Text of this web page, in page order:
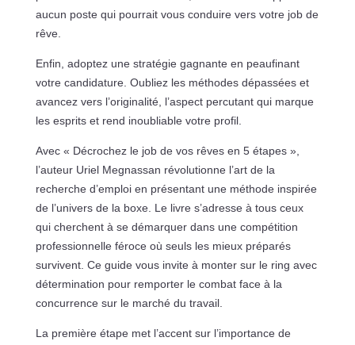
aucun poste qui pourrait vous conduire vers votre job de
rêve.
Enfin, adoptez une stratégie gagnante en peaufinant
votre candidature. Oubliez les méthodes dépassées et
avancez vers l’originalité, l’aspect percutant qui marque
les esprits et rend inoubliable votre profil.
Avec « Décrochez le job de vos rêves en 5 étapes »,
l’auteur Uriel Megnassan révolutionne l’art de la
recherche d’emploi en présentant une méthode inspirée
de l’univers de la boxe. Le livre s’adresse à tous ceux
qui cherchent à se démarquer dans une compétition
professionnelle féroce où seuls les mieux préparés
survivent. Ce guide vous invite à monter sur le ring avec
détermination pour remporter le combat face à la
concurrence sur le marché du travail.
La première étape met l’accent sur l’importance de